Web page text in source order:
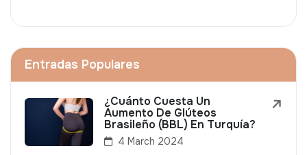
Entradas Populares
¿Cuánto Cuesta Un
Aumento De Glúteos
Brasileño (BBL) En Turquía?
4 March 2024